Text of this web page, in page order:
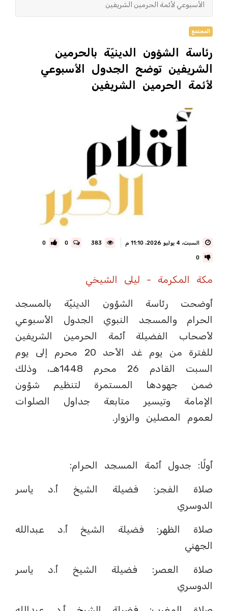
الأسبوعي لأئمة الحرمين الشريفين
المجتمع
رئاسة الشؤون الدينيّة بالحرمين
الشريفين توضح الجدول الأسبوعي
لأئمة الحرمين الشريفين
السبت، 4 يوليو 2026، 11:10 م 0
0
0
مكة المكرمة - ليلى الشيخي
أوضحت رئاسة الشؤون الدينيّة بالمسجد
الحرام والمسجد النبوي الجدول الأسبوعي
لأصحاب الفضيلة أئمة الحرمين الشريفين
للفترة من يوم غد الأحد 20 محرم إلى يوم
السبت القادم 26 محرم 1448هـ، وذلك
ضمن جهودها المستمرة لتنظيم شؤون
الإمامة وتيسير متابعة جداول الصلوات
لعموم المصلين والزوار.
أولًا: جدول أئمة المسجد الحرام:
صلاة الفجر: فضيلة الشيخ أ.د ياسر
الدوسري
صلاة الظهر: فضيلة الشيخ أ.د عبدالله
الجهني
صلاة العصر: فضيلة الشيخ أ.د ياسر
الدوسري